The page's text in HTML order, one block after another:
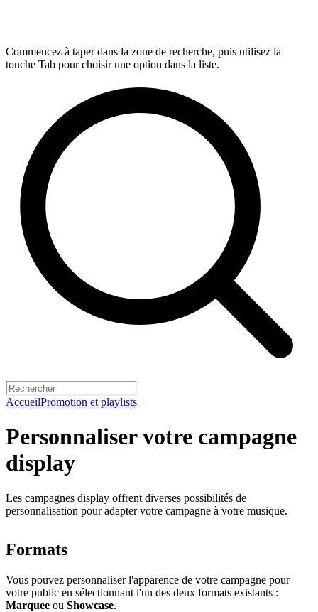
Commencez à taper dans la zone de recherche, puis utilisez la
touche Tab pour choisir une option dans la liste.
AccueilPromotion et playlists
Personnaliser votre campagne
display
Les campagnes display offrent diverses possibilités de
personnalisation pour adapter votre campagne à votre musique.
Formats
Vous pouvez personnaliser l'apparence de votre campagne pour
votre public en sélectionnant l'un des deux formats existants :
Marquee ou Showcase.